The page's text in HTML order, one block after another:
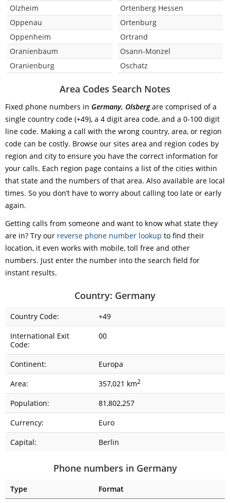
Olzheim
Oppenau
Oppenheim
Oranienbaum
Oranienburg
Ortenberg Hessen
Ortenburg
Ortrand
Osann-Monzel
Oschatz
Area Codes Search Notes
Fixed phone numbers in Germany, Olsbergare comprised of a
single country code (+49), a 4 digit area code, and a 0-100 digit
line code. Making a call with the wrong country, area, or region
code can be costly. Browse our sites area and region codes by
region and city to ensure you have the correct information for
your calls. Each region page contains a list of the cities within
that state and the numbers of that area. Also available are local
times. So you don’t have to worry about calling too late or early
again.
Getting calls from someone and want to know what state they
are in? Try our reverse phone number lookup to find their
location, it even works with mobile, toll free and other
numbers. Just enter the number into the search field for
instant results.
Country: Germany
Country Code:
+49
International Exit
Code:
00
Continent:
Europa
Area:
357,021 km2
Population:
81,802,257
Currency:
Euro
Capital:
Berlin
Phone numbers in Germany
Type
Format